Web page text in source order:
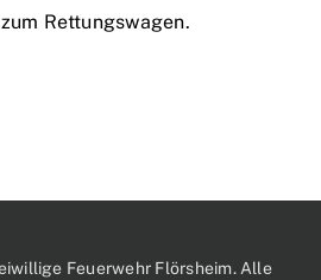
Rettungswagen.
Feuerwehr Flörsheim. Alle